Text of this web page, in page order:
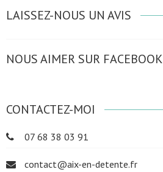
LAISSEZ-NOUS UN AVIS
NOUS AIMER SUR FACEBOOK
CONTACTEZ-MOI
07 68 38 03 91
contact@aix-en-detente.fr